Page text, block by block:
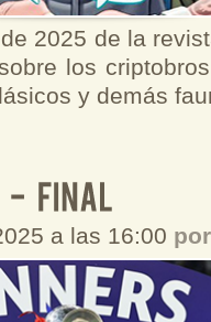
2025 de la
los
y demás
a las 16:00